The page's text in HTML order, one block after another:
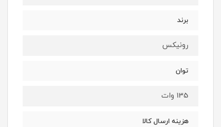
برند
رونیکس
توان
135 وات
هزینه ارسال کالا